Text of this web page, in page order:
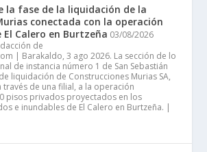
la fase de la liquidación de la
conectada con la operación
Calero en Burtzeña 03/08/2026
de
| Barakaldo, 3 ago 2026. La sección de lo
de instancia número 1 de San Sebastián
liquidación de Construcciones Murias SA,
través de una filial, a la operación
pisos privados proyectados en los
e inundables de El Calero en Burtzeña. |